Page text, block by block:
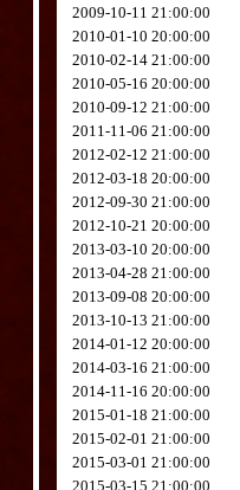
2009-10-11 21:00:00
2010-01-10 20:00:00
2010-02-14 21:00:00
2010-05-16 20:00:00
2010-09-12 21:00:00
2011-11-06 21:00:00
2012-02-12 21:00:00
2012-03-18 20:00:00
2012-09-30 21:00:00
2012-10-21 20:00:00
2013-03-10 20:00:00
2013-04-28 21:00:00
2013-09-08 20:00:00
2013-10-13 21:00:00
2014-01-12 20:00:00
2014-03-16 21:00:00
2014-11-16 20:00:00
2015-01-18 21:00:00
2015-02-01 21:00:00
2015-03-01 21:00:00
2015-03-15 21:00:00